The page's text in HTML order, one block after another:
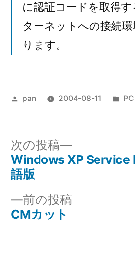
に認証コードを取得
ターネットへの接続
ります。
投
pan 2004-08-11
カ
PC
投
ナ
前の投稿
CMカット
次の投稿
次
の
Windows XP Service
語版